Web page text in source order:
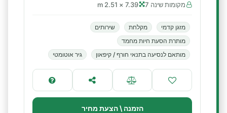
מקומות שינה 7 7.39 × 2.51 m
מזגן קדמי מקלחת
שירותים
מותרת הסעת חיות מחמד
מותאם לנסיעה בתנאי חורף / קיפאון
גיר אוטומטי
הזמנה \ הצעת מחיר